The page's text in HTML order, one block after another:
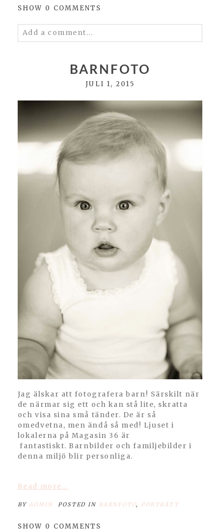
SHOW 0 COMMENTS
Add a comment...
Required fields are marked *
POST COMMENT
BARNFOTO
JULI 1, 2015
Jag älskar att fotografera barn! Särskilt när
de närmar sig ett och kan stå lite, skratta
och visa sina små tänder. De är så
omedvetna, men ändå så med! Ljuset i
lokalerna på Magasin 36 är
fantastiskt. Barnbilder och familjebilder i
denna miljö blir personliga.
Read more...
BY ADMIN POSTED IN BARNFOTO, PORTRÄTT
SHOW 0 COMMENTS